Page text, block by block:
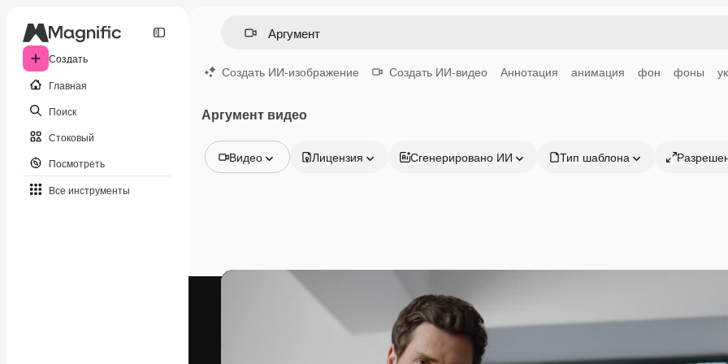
Создать
Главная
Поиск
Стоковый
Посмотреть
Все инструменты
Создать ИИ-изображение Создать ИИ-видео Аннотация анимация фон фоны
Аргумент видео
Видео
Видео
Лицензия Сгенерировано ИИ Тип шаблона
Начать